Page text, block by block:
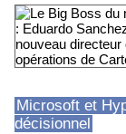
Microsoft et
décisionnel